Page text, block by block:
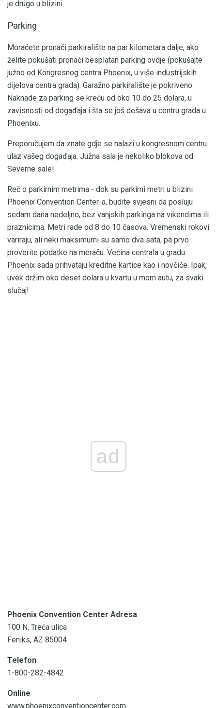
je drugo u blizini.
Parking
Moraćete pronaći parkiralište na par kilometara dalje, ako
želite pokušati pronaći besplatan parking ovdje (pokušajte
južno od Kongresnog centra Phoenix, u više industrijskih
dijelova centra grada). Garažno parkiralište je pokriveno.
Naknade za parking se kreću od oko 10 do 25 dolara, u
zavisnosti od događaja i šta se još dešava u centru grada u
Phoenixu.
Preporučujem da znate gdje se nalazi u kongresnom centru
ulaz vašeg događaja. Južna sala je nekoliko blokova od
Severne sale!
Reč o parkirnim metrima - dok su parkirni metri u blizini
Phoenix Convention Center-a, budite svjesni da posluju
sedam dana nedeljno, bez vanjskih parkinga na vikendima ili
praznicima. Metri rade od 8 do 10 časova. Vremenski rokovi
variraju, ali neki maksimumi su samo dva sata, pa prvo
proverite podatke na meraču. Većina centrala u gradu
Phoenix sada prihvataju kreditne kartice kao i novčiće. Ipak,
uvek držim oko deset dolara u kvartu u mom autu, za svaki
slučaj!
ad
Phoenix Convention Center Adresa
100 N. Treća ulica
Feniks, AZ 85004
Telefon
1-800-282-4842
Online
www.phoenixconventioncenter.com